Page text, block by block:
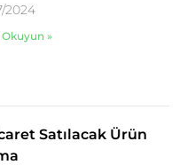
2024
Okuyun »
Satılacak Ürün